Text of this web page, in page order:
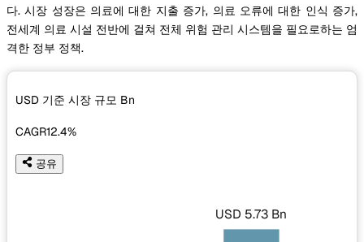
다. 시장 성장은 의료에 대한 지출 증가, 의료 오류에 대한 인식 증가,
전세계 의료 시설 전반에 걸쳐 전체 위험 관리 시스템을 필요로하는 엄
격한 정부 정책.
USD 기준 시장 규모 Bn
CAGR12.4%
공유
USD 5.73 Bn